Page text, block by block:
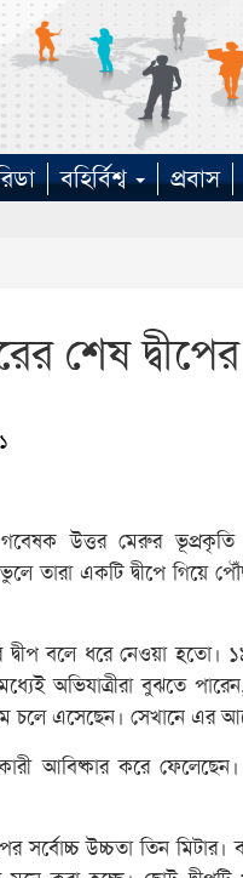
বহির্বিশ্ব প্রবাস
শেষ
গবেষক উত্তর মেরুর
তারা একটি দ্বীপে গিয়ে
দ্বীপ বলে ধরে নেওয়া
অভিযাত্রীরা বুঝতে
চলে এসেছেন। সেখানে এর
আবিষ্কার করে ফেলেছেন।
সর্বোচ্চ উচ্চতা তিন